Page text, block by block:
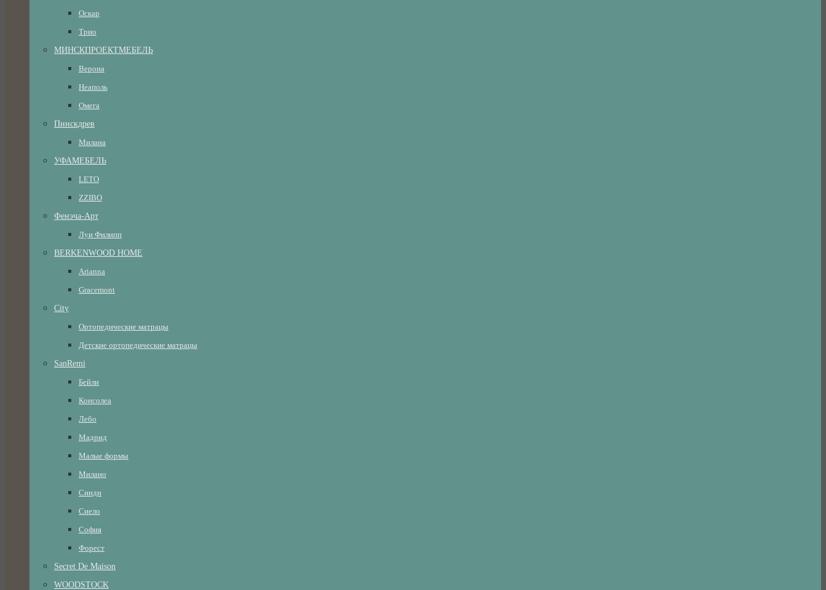
Оскар
Трио
МИНСКПРОЕКТМЕБЕЛЬ
Верона
Неаполь
Омега
Пинскдрев
Милана
УФАМЕБЕЛЬ
LETO
ZZIBO
Фенэча-Арт
Луи Филипп
BERKENWOOD HOME
Arianna
Gracemont
City
Ортопедические матрацы
Детские ортопедические матрацы
SanRemi
Бейли
Консолеа
Лебо
Мадрид
Малые формы
Милано
Синди
Сиело
София
Форест
Secret De Maison
WOODSTOCK